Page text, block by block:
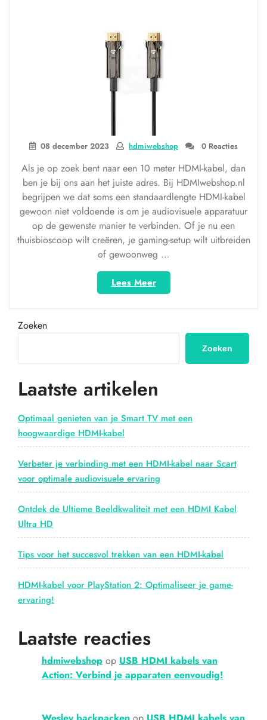
Kabel
voor
je
Monitor”
08 december 2023 hdmiwebshop 0 Reacties
Als je op zoek bent naar een 10 meter HDMI-kabel, dan
ben je bij ons aan het juiste adres. Bij HDMIwebshop.nl
begrijpen we dat soms een standaardlengte HDMI-kabel
gewoon niet voldoende is om je audiovisuele apparatuur
op de gewenste manier te verbinden. Of je nu een
thuisbioscoop wilt creëren, je gaming-setup wilt uitbreiden
of gewoonweg …
Lees Meer“Ontdek
de
veelzijdigheid
een
meter
kabel
optimale
verbindingen”
Zoeken
Zoeken
Laatste artikelen
Optimaal genieten van je Smart TV met een
hoogwaardige HDMI-kabel
Verbeter je verbinding met een HDMI-kabel naar Scart
voor optimale audiovisuele ervaring
Ontdek de Ultieme Beeldkwaliteit met een HDMI Kabel
Ultra HD
Tips voor het succesvol trekken van een HDMI-kabel
HDMI-kabel voor PlayStation 2: Optimaliseer je game-
ervaring!
Laatste reacties
hdmiwebshop op USB HDMI kabels van
Action: Verbind je apparaten eenvoudig!